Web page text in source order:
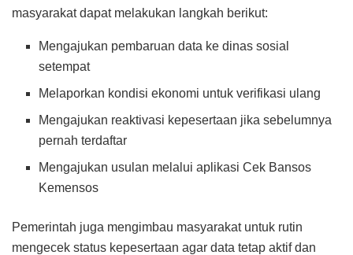
masyarakat dapat melakukan langkah berikut:
Mengajukan pembaruan data ke dinas sosial
setempat
Melaporkan kondisi ekonomi untuk verifikasi ulang
Mengajukan reaktivasi kepesertaan jika sebelumnya
pernah terdaftar
Mengajukan usulan melalui aplikasi Cek Bansos
Kemensos
Pemerintah juga mengimbau masyarakat untuk rutin
mengecek status kepesertaan agar data tetap aktif dan